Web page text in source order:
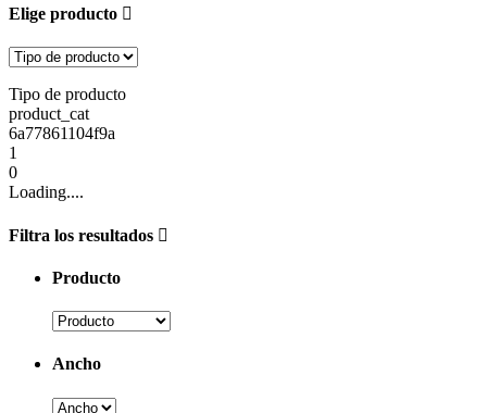
Elige producto
Tipo de producto
product_cat
6a77861104f9a
1
0
Loading....
Filtra los resultados
Producto
Ancho